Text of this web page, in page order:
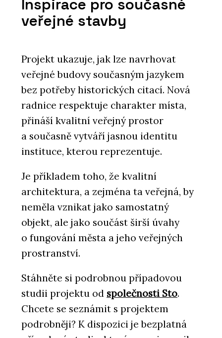
Inspirace pro současné
veřejné stavby
Projekt ukazuje, jak lze navrhovat
veřejné budovy současným jazykem
bez potřeby historických citací. Nová
radnice respektuje charakter místa,
přináší kvalitní veřejný prostor
a současně vytváří jasnou identitu
instituce, kterou reprezentuje.
Je příkladem toho, že kvalitní
architektura, a zejména ta veřejná, by
neměla vznikat jako samostatný
objekt, ale jako součást širší úvahy
o fungování města a jeho veřejných
prostranství.
Stáhněte si podrobnou případovou
studii projektu od společnosti Sto.
Chcete se seznámit s projektem
podrobněji? K dispozici je bezplatná